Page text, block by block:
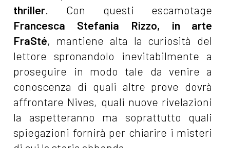
thriller . Con questi escamotage
Francesca Stefania Rizzo, in arte
FraSté, mantiene alta la curiosità del
lettore spronandolo inevitabilmente a
proseguire in modo tale da venire a
conoscenza di quali altre prove dovrà
affrontare Nives, quali nuove rivelazioni
la aspetteranno ma soprattutto quali
spiegazioni fornirà per chiarire i misteri